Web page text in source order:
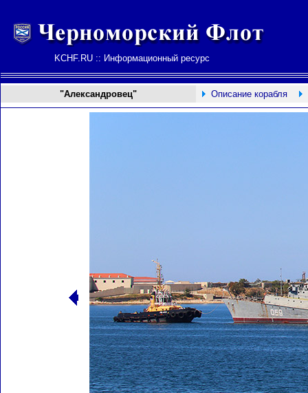
KCHF.RU :: Информационный ресурс
"Александровец" Описание корабля